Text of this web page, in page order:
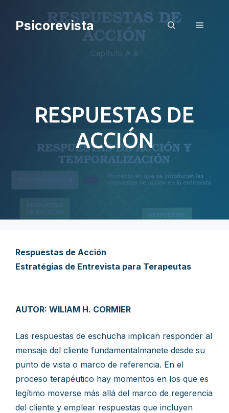
Psicorevista Menú
RESPUESTAS DE
ACCIÓN
Respuestas de Acción
Estratégias de Entrevista para Terapeutas
AUTOR: WILIAM H. CORMIER
Las respuestas de eschucha implican responder al
mensaje del cliente fundamentalmanete desde su
punto de vista o marco de referencia. En el
proceso terapéutico hay momentos en los que es
legítimo moverse más allá del marco de regerencia
del cliente y emplear respuestas que incluyen